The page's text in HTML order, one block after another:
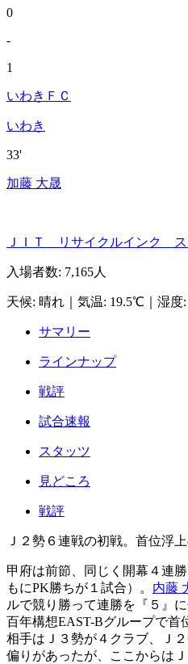
0
-
1
いわきＦＣ
いわき
33'
加藤 大晟
ＪＩＴ リサイクルインク ス
入場者数: 7,165人
天候: 晴れ 気温: 19.5℃ 湿度:
サマリー
ラインナップ
戦評
試合速報
スタッツ
見どころ
戦評
Ｊ２勢６連戦の初戦。首位浮
甲府は前節、同じく開幕４連
もにPK勝ちが１試合）。 内藤
ルで競り勝って連勝を『５』
百年構想EAST-Bグループで首
相手はＪ３勢が４クラブ、Ｊ
偏りがあったが、ここからは